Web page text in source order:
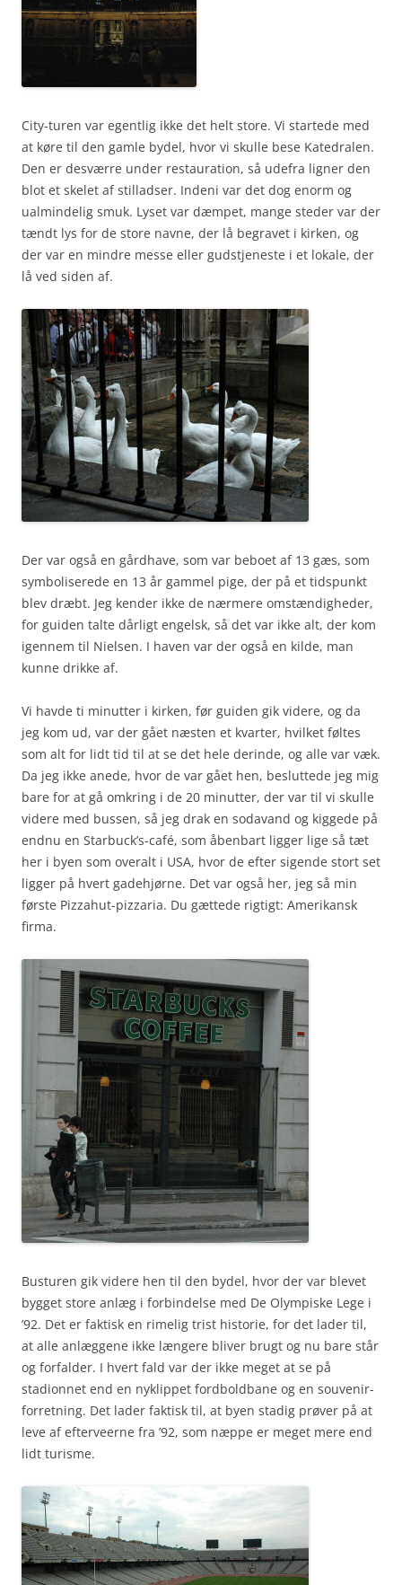
City-turen var egentlig ikke det helt store. Vi startede med
at køre til den gamle bydel, hvor vi skulle bese Katedralen.
Den er desværre under restauration, så udefra ligner den
blot et skelet af stilladser. Indeni var det dog enorm og
ualmindelig smuk. Lyset var dæmpet, mange steder var der
tændt lys for de store navne, der lå begravet i kirken, og
der var en mindre messe eller gudstjeneste i et lokale, der
lå ved siden af.
Der var også en gårdhave, som var beboet af 13 gæs, som
symboliserede en 13 år gammel pige, der på et tidspunkt
blev dræbt. Jeg kender ikke de nærmere omstændigheder,
for guiden talte dårligt engelsk, så det var ikke alt, der kom
igennem til Nielsen. I haven var der også en kilde, man
kunne drikke af.
Vi havde ti minutter i kirken, før guiden gik videre, og da
jeg kom ud, var der gået næsten et kvarter, hvilket føltes
som alt for lidt tid til at se det hele derinde, og alle var væk.
Da jeg ikke anede, hvor de var gået hen, besluttede jeg mig
bare for at gå omkring i de 20 minutter, der var til vi skulle
videre med bussen, så jeg drak en sodavand og kiggede på
endnu en Starbuck’s-café, som åbenbart ligger lige så tæt
her i byen som overalt i USA, hvor de efter sigende stort set
ligger på hvert gadehjørne. Det var også her, jeg så min
første Pizzahut-pizzaria. Du gættede rigtigt: Amerikansk
firma.
Busturen gik videre hen til den bydel, hvor der var blevet
bygget store anlæg i forbindelse med De Olympiske Lege i
’92. Det er faktisk en rimelig trist historie, for det lader til,
at alle anlæggene ikke længere bliver brugt og nu bare står
og forfalder. I hvert fald var der ikke meget at se på
stadionnet end en nyklippet fordboldbane og en souvenir-
forretning. Det lader faktisk til, at byen stadig prøver på at
leve af efterveerne fra ’92, som næppe er meget mere end
lidt turisme.